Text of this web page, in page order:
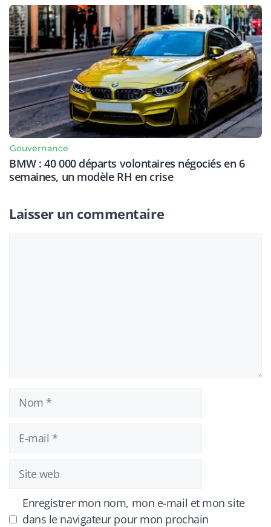
Gouvernance
BMW : 40 000 départs volontaires négociés en 6
semaines, un modèle RH en crise
Laisser un commentaire
Nom
mail
Site
web
Enregistrer mon nom, mon e-mail et mon site
dans le navigateur pour mon prochain